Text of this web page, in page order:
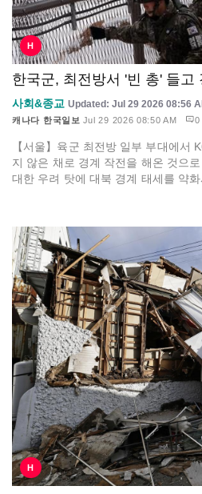
H
한국군, 최전방서 '빈 총' 들고
사회&종교 Updated: Jul 29 2026 08:56
캐나다 한국일보 Jul 29 2026 08:50 AM 0
【서울】육군 최전방 일부 부대에서
지 않은 채로 경계 작전을 해온 것으
대한 우려 탓에 대북 경계 태세를 약화
H